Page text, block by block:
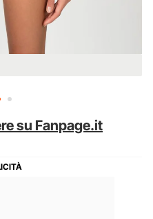
su Fanpage.it